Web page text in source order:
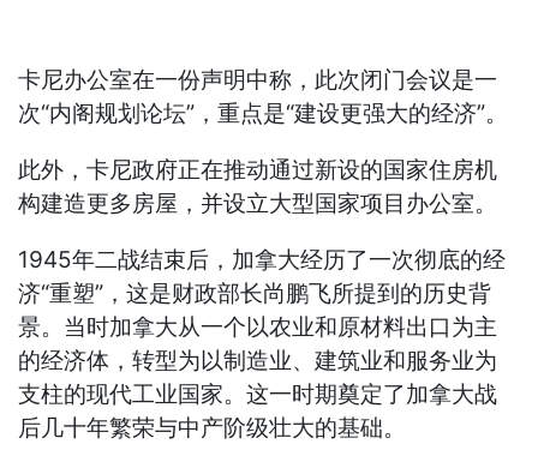
卡尼办公室在一份声明中称，此次闭门会议是一
次“内阁规划论坛”，重点是“建设更强大的经济”。
此外，卡尼政府正在推动通过新设的国家住房机
构建造更多房屋，并设立大型国家项目办公室。
1945年二战结束后，加拿大经历了一次彻底的经
济“重塑”，这是财政部长尚鹏飞所提到的历史背
景。当时加拿大从一个以农业和原材料出口为主
的经济体，转型为以制造业、建筑业和服务业为
支柱的现代工业国家。这一时期奠定了加拿大战
后几十年繁荣与中产阶级壮大的基础。